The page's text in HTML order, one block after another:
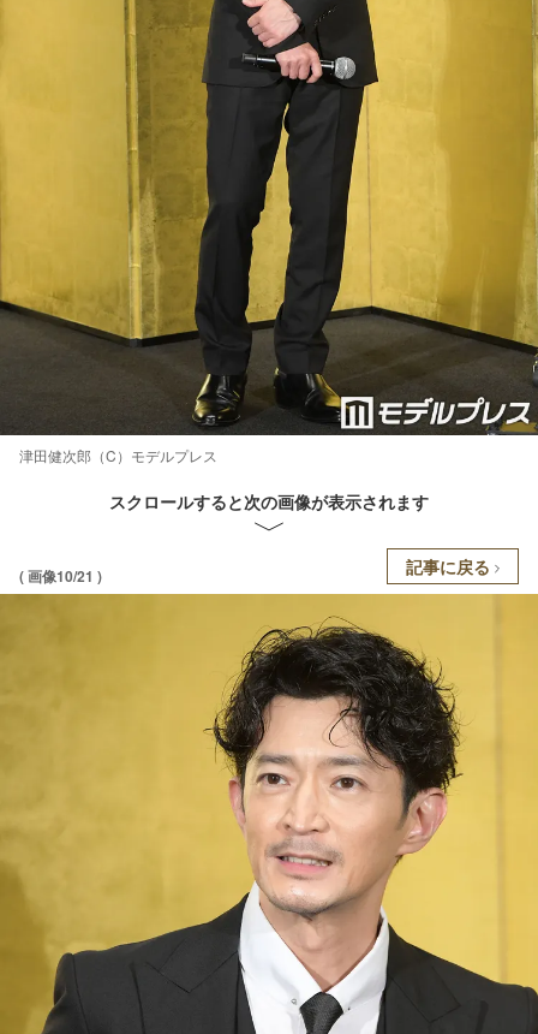
津田健次郎（C）モデルプレス
スクロールすると次の画像が表示されます
( 画像10/21 ) 記事に戻る